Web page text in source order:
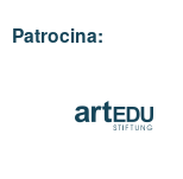
Patrocina: